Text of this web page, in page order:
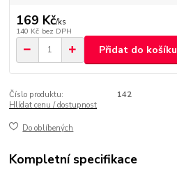
169 Kč/ks
140 Kč bez DPH
Přidat do košíku
Číslo produktu:
142
Hlídat cenu / dostupnost
Do oblíbených
Kompletní specifikace